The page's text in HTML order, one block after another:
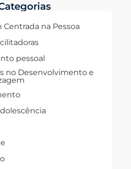
na Pessoa
pessoal
no Desenvolvimento e